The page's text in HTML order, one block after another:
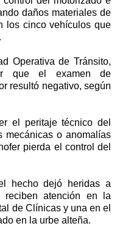
daños materiales de
los cinco vehículos que
Operativa de Tránsito,
que el examen de
resultó negativo, según
el peritaje técnico del
mecánicas o anomalías
pierda el control del
hecho dejó heridas a
reciben atención en la
de Clínicas y una en el
en la urbe alteña.